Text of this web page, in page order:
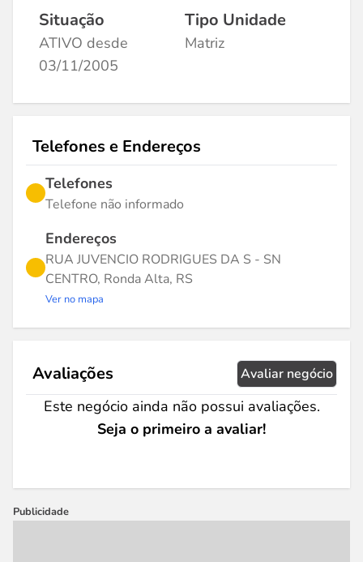
Situação
ATIVO desde
03/11/2005
Tipo Unidade
Matriz
Telefones e Endereços
Telefones
Telefone não informado
Endereços
RUA JUVENCIO RODRIGUES DA S - SN
CENTRO, Ronda Alta, RS
Ver no mapa
Avaliações Avaliar negócio
Este negócio ainda não possui avaliações.
Seja o primeiro a avaliar!
Publicidade